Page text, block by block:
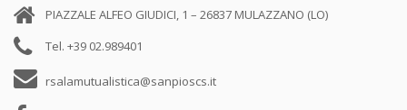
PIAZZALE ALFEO GIUDICI, 1 – 26837 MULAZZANO (LO)
Tel. +39 02.989401
rsalamutualistica@sanpioscs.it